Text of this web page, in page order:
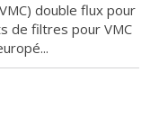
double flux pour
de filtres pour VMC